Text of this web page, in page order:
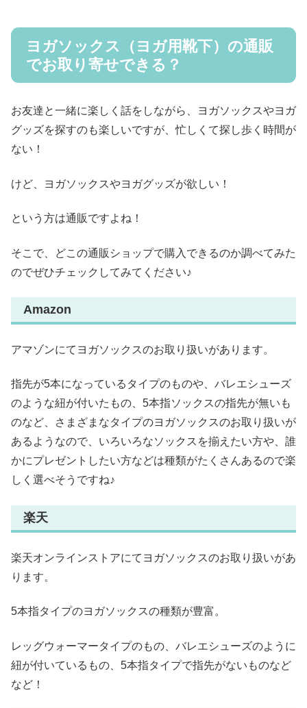
ヨガソックス（ヨガ用靴下）の通販
でお取り寄せできる？
お友達と一緒に楽しく話をしながら、ヨガソックスやヨガ
グッズを探すのも楽しいですが、忙しくて探し歩く時間が
ない！
けど、ヨガソックスやヨガグッズが欲しい！
という方は通販ですよね！
そこで、どこの通販ショップで購入できるのか調べてみた
のでぜひチェックしてみてください♪
Amazon
アマゾンにてヨガソックスのお取り扱いがあります。
指先が5本になっているタイプのものや、バレエシューズ
のような紐が付いたもの、5本指ソックスの指先が無いも
のなど、さまざまなタイプのヨガソックスのお取り扱いが
あるようなので、いろいろなソックスを揃えたい方や、誰
かにプレゼントしたい方などは種類がたくさんあるので楽
しく選べそうですね♪
楽天
楽天オンラインストアにてヨガソックスのお取り扱いがあ
ります。
5本指タイプのヨガソックスの種類が豊富。
レッグウォーマータイプのもの、バレエシューズのように
紐が付いているもの、5本指タイプで指先がないものなど
など！